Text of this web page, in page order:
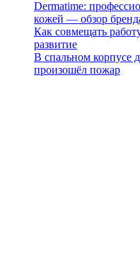
Dermatime:
кожей — обзор
Как совмещать
развитие
В спальном корпусе
произошёл пожар